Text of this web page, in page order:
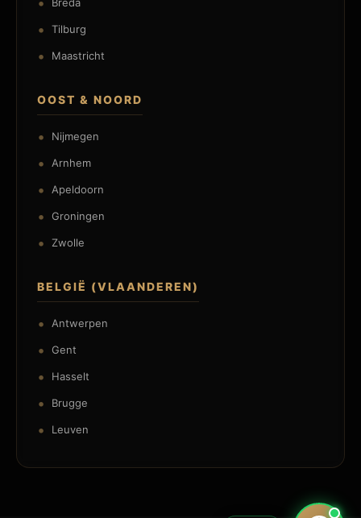
Tilburg
Maastricht
OOST & NOORD
Nijmegen
Arnhem
Apeldoorn
Groningen
Zwolle
BELGIË (VLAANDEREN)
Antwerpen
Gent
Hasselt
Brugge
Leuven